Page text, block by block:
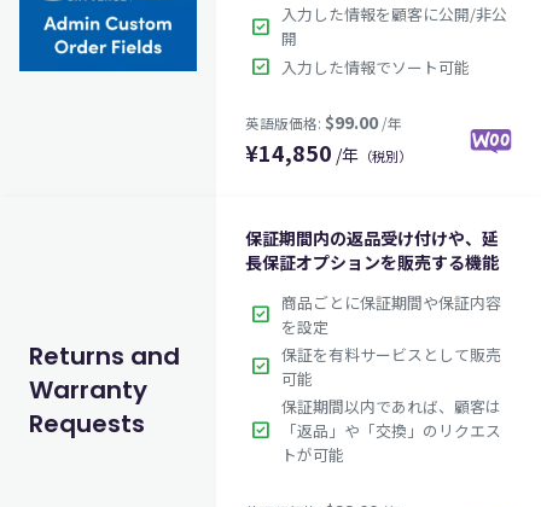
英語版価格:$29.00
check_box 入力した情報を顧客に公開/非公
開
check_box 入力した情報でソート可能
¥14,850 /年 （税別）
Returns and
Warranty
Requests
保証期間内の返品受け付けや、延
長保証オプションを販売する機能
check_box 商品ごとに保証期間や保証内容
を設定
check_box 保証を有料サービスとして販売
可能
check_box
保証期間以内であれば、顧客は
「返品」や「交換」のリクエス
トが可能